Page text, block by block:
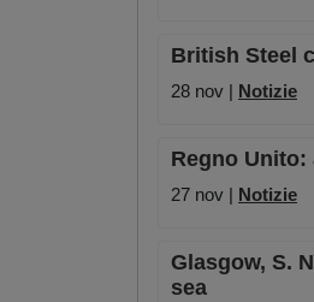
British Steel
28 nov | Notizie
Regno
27 nov | Notizie
Glasgow, S.
sea